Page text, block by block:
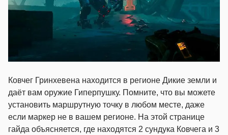
Ковчег Гринхевена находится в регионе Дикие земли и
даёт вам оружие Гиперпушку. Помните, что вы можете
установить маршрутную точку в любом месте, даже
если маркер не в вашем регионе. На этой странице
гайда объясняется, где находятся 2 сундука Ковчега и 3